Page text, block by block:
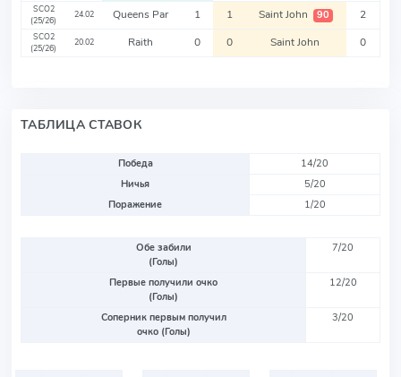
SCO2
(25/26)
24.02 Queens Par 1 1 Saint John 90 2
SCO2
(25/26)
20.02 Raith 0 0 Saint John 0
ТАБЛИЦА СТАВОК
Победа
14/20
Ничья
5/20
Поражение
1/20
Обе забили
(Голы)
7/20
Первые получили очко
(Голы)
12/20
Соперник первым получил
очко (Голы)
3/20